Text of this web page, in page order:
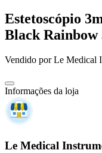
Estetoscópio
Black Rainbow
Vendido porLe Medical
Informações da loja
Le Medical